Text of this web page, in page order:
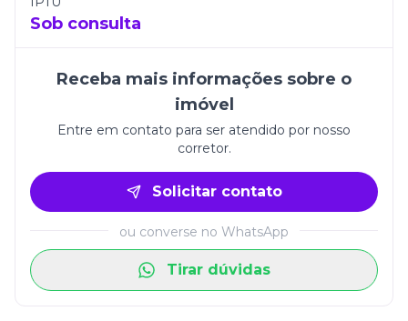
Sob consulta
Receba mais informações sobre o
imóvel
Entre em contato para ser atendido por nosso
corretor.
Solicitar contato
ou converse no WhatsApp
Tirar dúvidas